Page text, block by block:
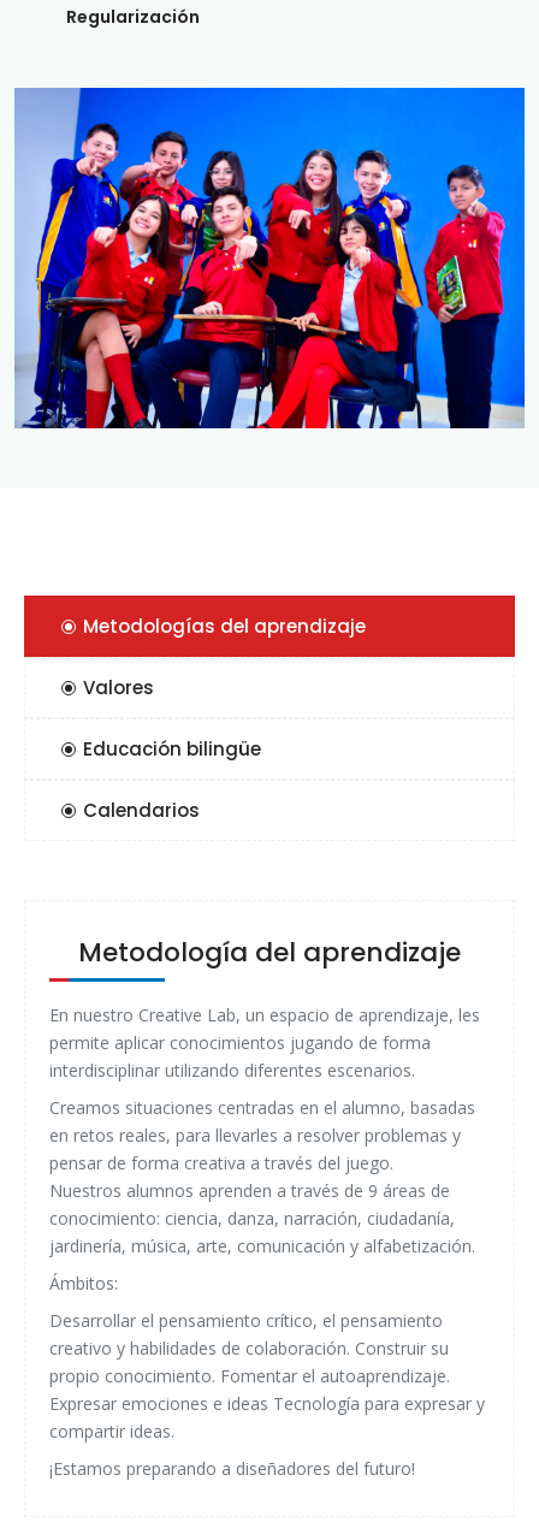
Regularización
Metodologías del aprendizaje
Valores
Educación bilingüe
Calendarios
Metodología del aprendizaje
En nuestro Creative Lab, un espacio de aprendizaje, les
permite aplicar conocimientos jugando de forma
interdisciplinar utilizando diferentes escenarios.
Creamos situaciones centradas en el alumno, basadas
en retos reales, para llevarles a resolver problemas y
pensar de forma creativa a través del juego.
Nuestros alumnos aprenden a través de 9 áreas de
conocimiento: ciencia, danza, narración, ciudadanía,
jardinería, música, arte, comunicación y alfabetización.
Ámbitos:
Desarrollar el pensamiento crítico, el pensamiento
creativo y habilidades de colaboración. Construir su
propio conocimiento. Fomentar el autoaprendizaje.
Expresar emociones e ideas Tecnología para expresar y
compartir ideas.
¡Estamos preparando a diseñadores del futuro!